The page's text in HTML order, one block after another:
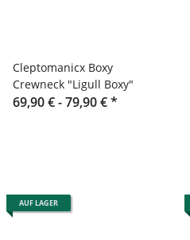
Cleptomanicx Boxy
Crewneck "Ligull Boxy"
69,90 € -79,90 €*
AUF LAGER